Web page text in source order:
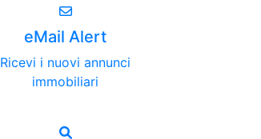
eMail Alert
Ricevi i nuovi annunci
immobiliari